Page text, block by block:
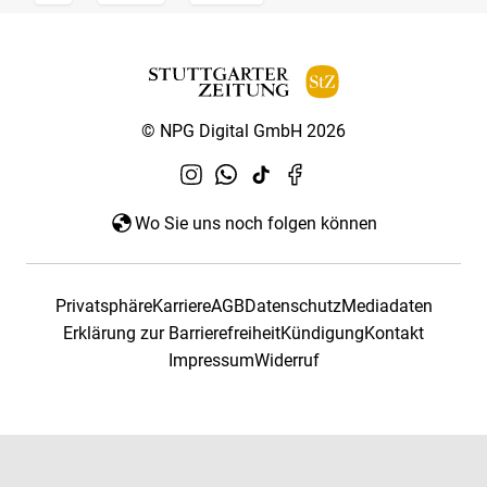
© NPG Digital GmbH 2026
Wo Sie uns noch folgen können
PrivatsphäreKarriereAGBDatenschutzMediadaten
Erklärung zur BarrierefreiheitKündigungKontakt
ImpressumWiderruf